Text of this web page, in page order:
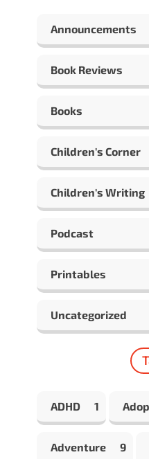
Announcements
Book Reviews
Books
Children's Corner
Children's Writing
Podcast
Printables
Uncategorized
ADHD 1
Adventure 9